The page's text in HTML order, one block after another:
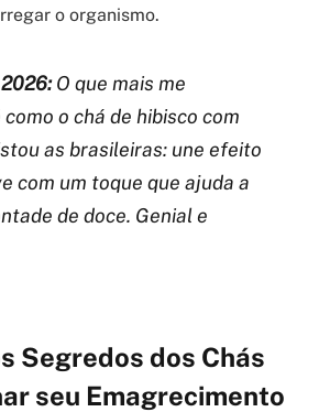
o organismo.
O que mais me
o chá de hibisco com
as brasileiras: une efeito
com um toque que ajuda a
de doce. Genial e
Segredos dos Chás
seu Emagrecimento